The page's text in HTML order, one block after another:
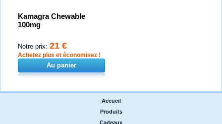
Kamagra Chewable
100mg
Notre prix: 21 €
Achetez plus et économisez !
Au panier
Accueil
Produits
Cadeaux